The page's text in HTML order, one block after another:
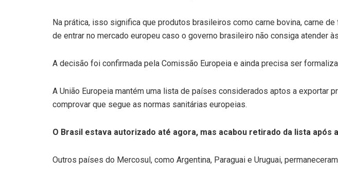
Na prática, isso significa que produtos brasileiros como carne bovina, carne
de entrar no mercado europeu caso o governo brasileiro não consiga atender
A decisão foi confirmada pela Comissão Europeia e ainda precisa ser
A União Europeia mantém uma lista de países considerados aptos a exportar
comprovar que segue as normas sanitárias europeias.
O Brasil estava autorizado até agora, mas acabou retirado da lista
Outros países do Mercosul, como Argentina, Paraguai e Uruguai,